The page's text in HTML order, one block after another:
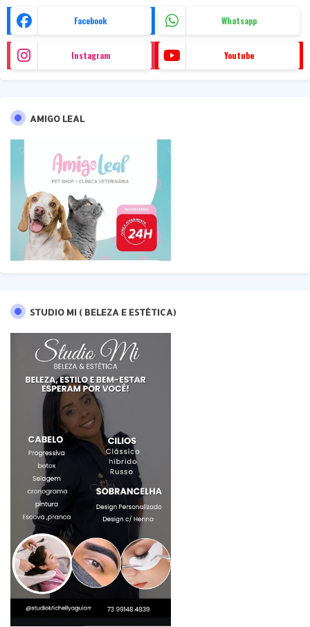
Facebook Whatsapp
Instagram Youtube
AMIGO LEAL
STUDIO MI ( BELEZA E ESTÉTICA)